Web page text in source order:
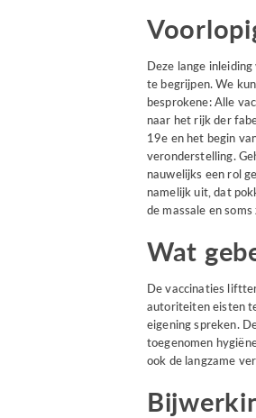
Deze lange
te begrijpen. We
besprokene: Alle
naar het rijk der
19e en het begin
veronderstelling.
nauwelijks een rol
namelijk uit, dat
de massale en
Wat
De vaccinaties
autoriteiten eisten
eigening spreken.
toegenomen
ook de langzame